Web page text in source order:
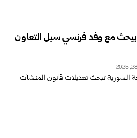
مع وفد فرنسي سبل التعاون